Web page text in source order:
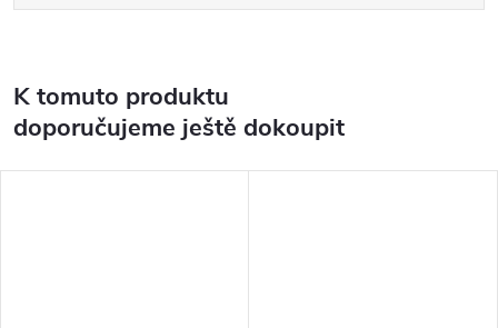
K tomuto produktu
doporučujeme ještě dokoupit